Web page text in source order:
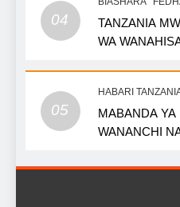
04
TANZANIA
WA
05
HABARI
MABANDA YA
WANANCHI